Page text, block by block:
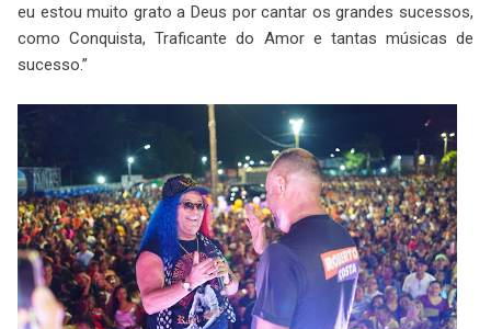
eu estou muito grato a Deus por cantar os grandes sucessos,
como Conquista, Traficante do Amor e tantas músicas de
sucesso.”